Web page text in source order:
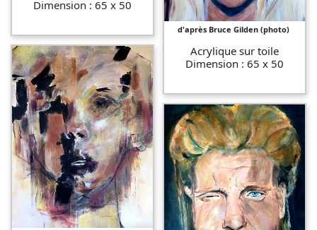
Dimension : 65 x 50
d'après Bruce Gilden (photo)
Acrylique sur toile
Dimension : 65 x 50